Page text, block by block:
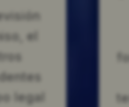
el
legal